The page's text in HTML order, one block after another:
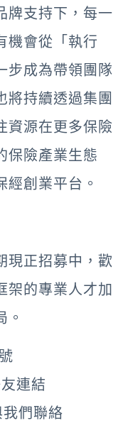
牌支持下，每一
機會從「執行
步成為帶領團隊
將持續透過集團
資源在更多保險
保險產業生態
創業平台。
現正招募中，歡
架的專業人才加
。
連結
我們聯絡